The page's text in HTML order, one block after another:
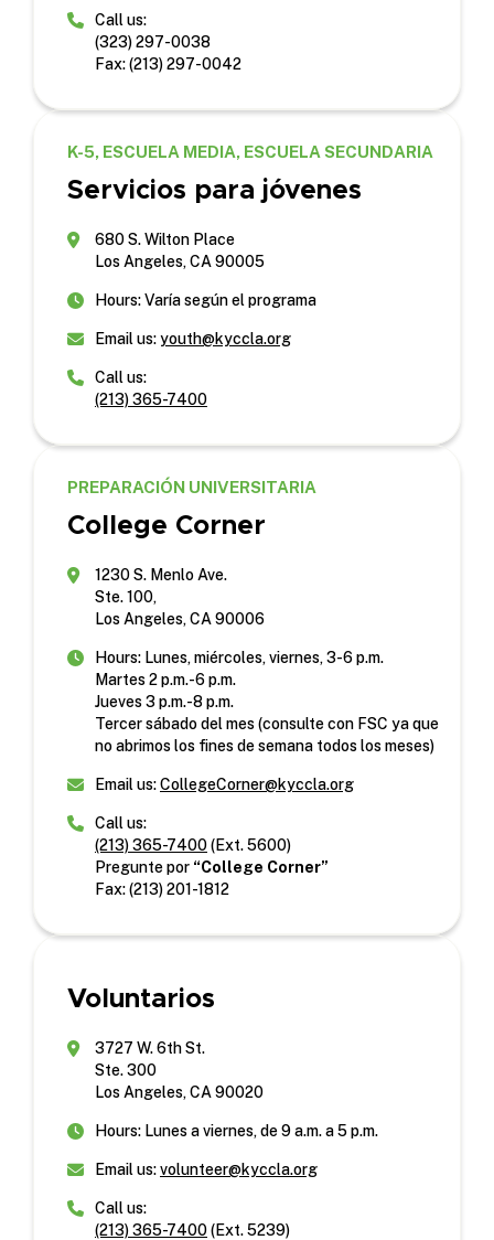
Call us:
(323) 297-0038
Fax: (213) 297-0042
K-5, ESCUELA MEDIA, ESCUELA SECUNDARIA
Servicios para jóvenes
680 S. Wilton Place
Los Angeles, CA 90005
Hours: Varía según el programa
Email us:youth@kyccla.org
Call us:
(213) 365-7400
PREPARACIÓN UNIVERSITARIA
College Corner
1230 S. Menlo Ave.
Ste. 100,
Los Angeles, CA 90006
Hours: Lunes, miércoles, viernes, 3-6 p.m.
Martes 2 p.m.-6 p.m.
Jueves 3 p.m.-8 p.m.
Tercer sábado del mes (consulte con FSC ya que
no abrimos los fines de semana todos los meses)
Email us:CollegeCorner@kyccla.org
Call us:
(213) 365-7400(Ext. 5600)
Pregunte por “College Corner”
Fax: (213) 201-1812
Voluntarios
3727 W. 6th St.
Ste. 300
Los Angeles, CA 90020
Hours: Lunes a viernes, de 9 a.m. a 5 p.m.
Email us:volunteer@kyccla.org
Call us:
(213) 365-7400(Ext. 5239)